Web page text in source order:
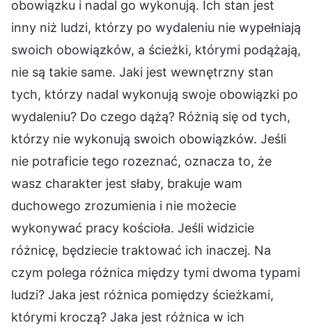
obowiązku i nadal go wykonują. Ich stan jest
inny niż ludzi, którzy po wydaleniu nie wypełniają
swoich obowiązków, a ścieżki, którymi podążają,
nie są takie same. Jaki jest wewnętrzny stan
tych, którzy nadal wykonują swoje obowiązki po
wydaleniu? Do czego dążą? Różnią się od tych,
którzy nie wykonują swoich obowiązków. Jeśli
nie potraficie tego rozeznać, oznacza to, że
wasz charakter jest słaby, brakuje wam
duchowego zrozumienia i nie możecie
wykonywać pracy kościoła. Jeśli widzicie
różnicę, będziecie traktować ich inaczej. Na
czym polega różnica między tymi dwoma typami
ludzi? Jaka jest różnica pomiędzy ścieżkami,
którymi kroczą? Jaka jest różnica w ich